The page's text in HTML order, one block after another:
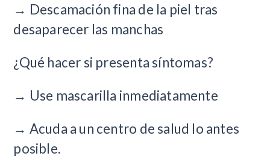
→ Descamación fina de la piel tras
desaparecer las manchas
¿Qué hacer si presenta síntomas?
→ Use mascarilla inmediatamente
→ Acuda a un centro de salud lo antes
posible.